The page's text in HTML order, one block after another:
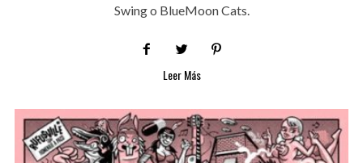
Swing o BlueMoon Cats.
Leer Más